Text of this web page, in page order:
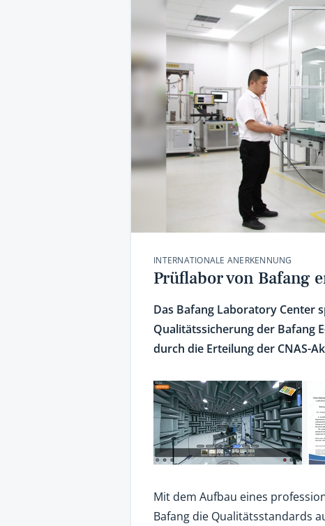
INTERNATIONALE ANERKENNUNG
Prüflabor von Bafang
Das Bafang Laboratory Center
Qualitätssicherung der Bafang
durch die Erteilung der CNAS-
Mit dem Aufbau eines
Bafang die Qualitätsstandards